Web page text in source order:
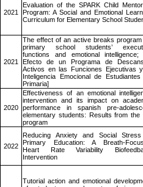
2021
Evaluation of the SPARK Child
Program: A Social and Emotional
Curriculum for Elementary School
2021
The effect of an active breaks program
primary school students’
functions and emotional intelligence;
Efecto de un Programa de
Activos en las Funciones Ejecutivas
Inteligencia Emocional de Estudiantes
Primaria]
2020
Effectiveness of an emotional
intervention and its impact on
performance in spanish pre-
elementary students: Results from the
program
2022
Reducing Anxiety and Social
Primary Education: A Breath-
Heart Rate Variability
Intervention
Tutorial action and emotional